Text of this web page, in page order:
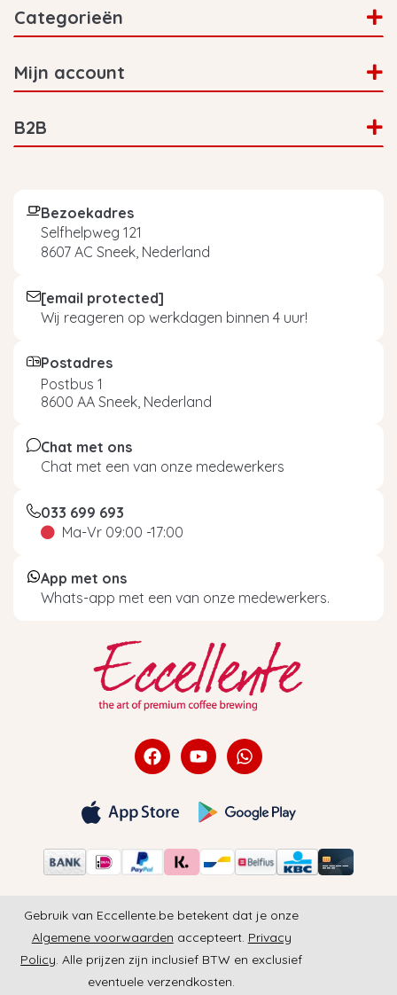
Categorieën
Mijn account
B2B
Bezoekadres
Selfhelpweg 121
8607 AC Sneek, Nederland
[email protected]
Wij reageren op werkdagen binnen 4 uur!
Postadres
Postbus 1
8600 AA Sneek, Nederland
Chat met ons
Chat met een van onze medewerkers
033 699 693
Ma-Vr 09:00 -17:00
App met ons
Whats-app met een van onze medewerkers.
Gebruik van Eccellente.be betekent dat je onze
Algemene voorwaarden accepteert. Privacy
Policy. Alle prijzen zijn inclusief BTW en exclusief
eventuele verzendkosten.